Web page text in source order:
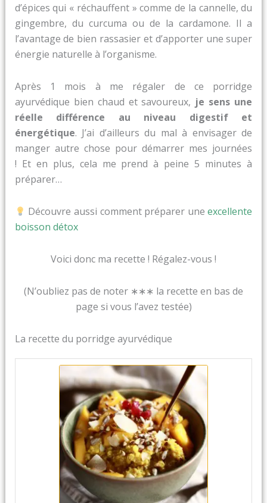
d’épices qui « réchauffent » comme de la cannelle, du
gingembre, du curcuma ou de la cardamone. Il a
l’avantage de bien rassasier et d’apporter une super
énergie naturelle à l’organisme.
Après 1 mois à me régaler de ce porridge
ayurvédique bien chaud et savoureux, je sens une
réelle différence au niveau digestif et
énergétique. J’ai d’ailleurs du mal à envisager de
manger autre chose pour démarrer mes journées
! Et en plus, cela me prend à peine 5 minutes à
préparer…
Découvre aussi comment préparer uneexcellente
boisson détox
Voici donc ma recette ! Régalez-vous !
(N’oubliez pas de noter ∗∗∗ la recette en bas de
page si vous l’avez testée)
La recette du porridge ayurvédique